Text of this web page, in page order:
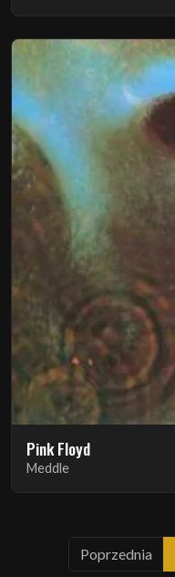
Pink Floyd
Meddle
Poprzednia